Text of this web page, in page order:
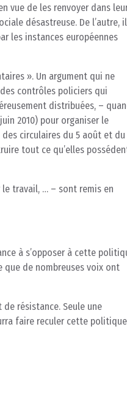
vue de les renvoyer dans
désastreuse. De l’autre,
les instances européennes
». Un argument qui ne
contrôles policiers qui
distribuées, –
2010) pour organiser le
circulaires du 5 août et du
tout ce qu’elles
travail, … – sont remis en
à s’opposer à cette
que de nombreuses voix ont
résistance. Seule une
faire reculer cette politique